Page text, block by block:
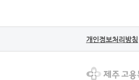
개인정보처리방침